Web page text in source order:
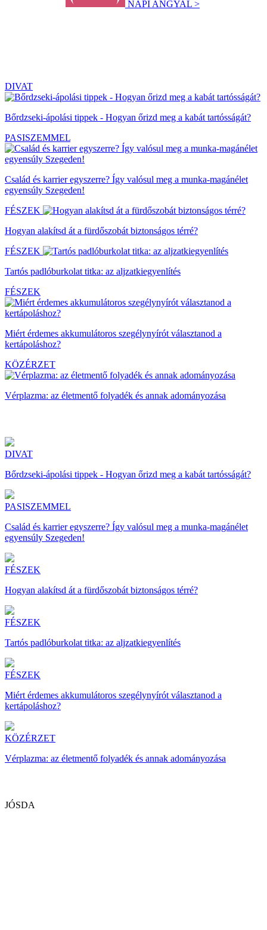
NAPI ANGYAL >
DIVAT
Bőrdzseki-ápolási tippek - Hogyan őrizd meg a kabát tartósságát?
PASISZEMMEL
Család és karrier egyszerre? Így valósul meg a munka-magánélet
egyensúly Szegeden!
FÉSZEK
Hogyan alakítsd át a fürdőszobát biztonságos térré?
FÉSZEK
Tartós padlóburkolat titka: az aljzatkiegyenlítés
FÉSZEK
Miért érdemes akkumulátoros szegélynyírót választanod a
kertápoláshoz?
KÖZÉRZET
Vérplazma: az életmentő folyadék és annak adományozása
DIVAT
Bőrdzseki-ápolási tippek - Hogyan őrizd meg a kabát tartósságát?
PASISZEMMEL
Család és karrier egyszerre? Így valósul meg a munka-magánélet
egyensúly Szegeden!
FÉSZEK
Hogyan alakítsd át a fürdőszobát biztonságos térré?
FÉSZEK
Tartós padlóburkolat titka: az aljzatkiegyenlítés
FÉSZEK
Miért érdemes akkumulátoros szegélynyírót választanod a
kertápoláshoz?
KÖZÉRZET
Vérplazma: az életmentő folyadék és annak adományozása
JÓSDA